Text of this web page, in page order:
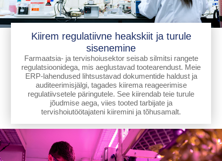
Kiirem regulatiivne heakskiit ja turule
sisenemine
Farmaatsia- ja tervishoiusektor seisab silmitsi rangete
regulatsioonidega, mis aeglustavad tootearendust. Meie
ERP-lahendused lihtsustavad dokumentide haldust ja
auditeerimisjälgi, tagades kiirema reageerimise
regulatiivsetele päringutele. See kiirendab teie turule
jõudmise aega, viies tooted tarbijate ja
tervishoiutöötajateni kiiremini ja tõhusamalt.